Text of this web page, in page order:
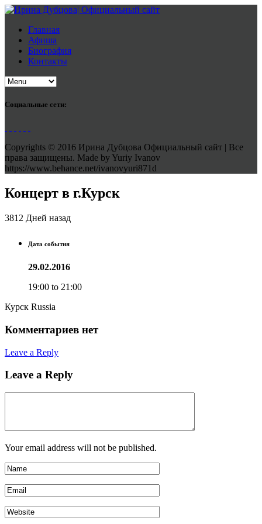
Главная
Афиша
Биография
Контакты
Социальные сети:
Copyrights © 2016 Ирина Дубцова Официальный сайт | Все
права защищены. Made by Yuriy Ivanov
https://www.behance.net/ivanovyuri871d
Концерт в г.Курск
3812 Дней назад
Дата события
29.02.2016
19:00 to 21:00
Курск Russia
Комментариев нет
Leave a Reply
Leave a Reply
Your email address will not be published.